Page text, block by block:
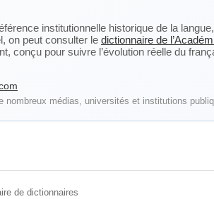
institutionnelle historique de la
on peut consulter le dictionnaire de
conçu pour suivre l’évolution réelle du
médias, universités et institutions
de dictionnaires